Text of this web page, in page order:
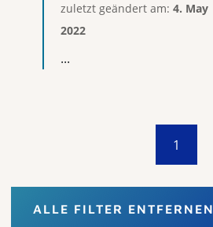
zuletzt geändert am: 4. May
2022
...
1
ALLE FILTER ENTFERNEN